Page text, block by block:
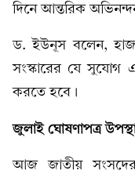
দিনে আন্তরিক
ড. ইউনূস বলেন,
সংস্কারের যে সুযোগ
করতে হবে।
জুলাই ঘোষণাপত্র
আজ জাতীয় সংসদের